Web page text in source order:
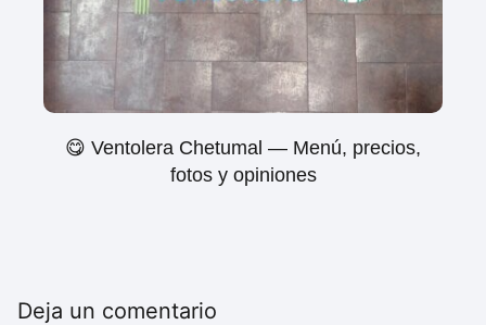
😋 Ventolera Chetumal — Menú, precios,
fotos y opiniones
Deja un comentario